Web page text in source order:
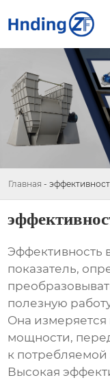
Главная -
Эффективность
показатель,
полезную
Она
мощности,
к
Высокая